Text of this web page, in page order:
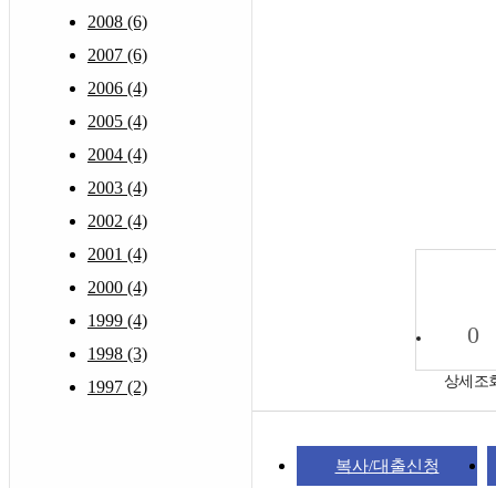
2008 (6)
2007 (6)
2006 (4)
2005 (4)
2004 (4)
2003 (4)
2002 (4)
2001 (4)
2000 (4)
1999 (4)
1998 (3)
1997 (2)
0
상세조
복사/대출신청